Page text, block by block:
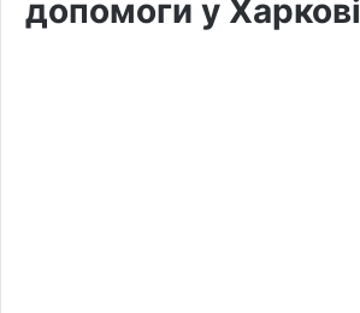
допомоги у Харкові